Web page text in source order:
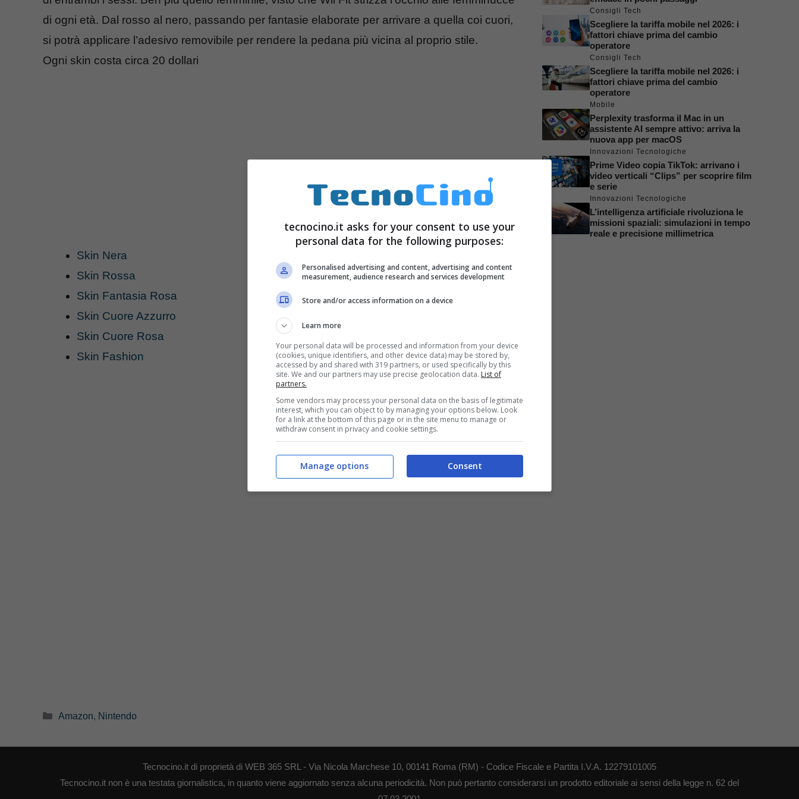
di ogni età. Dal rosso al nero, passando per fantasie elaborate per arrivare a quella coi cuori,
si potrà applicare l’adesivo removibile per rendere la pedana più vicina al proprio stile.
Ogni skin costa circa 20 dollari
Skin Nera
Skin Rossa
Skin Fantasia Rosa
Skin Cuore Azzurro
Skin Cuore Rosa
Skin Fashion
Categorie
Amazon, Nintendo
Consigli Tech
Scegliere la tariffa mobile nel 2026: i
fattori chiave prima del cambio
operatore
Consigli Tech
Scegliere la tariffa mobile nel 2026: i
fattori chiave prima del cambio
operatore
Mobile
Perplexity trasforma il Mac in un
assistente AI sempre attivo: arriva la
nuova app per macOS
Innovazioni Tecnologiche
Prime Video copia TikTok: arrivano i
video verticali “Clips” per scoprire film
e serie
Innovazioni Tecnologiche
L’intelligenza artificiale rivoluziona le
missioni spaziali: simulazioni in tempo
reale e precisione millimetrica
Tecnocino.it di proprietà di WEB 365 SRL - Via Nicola Marchese 10, 00141 Roma (RM) - Codice Fiscale e Partita I.V.A. 12279101005
Tecnocino.it non è una testata giornalistica, in quanto viene aggiornato senza alcuna periodicità. Non può pertanto considerarsi un prodotto editoriale ai sensi della legge n. 62 del
tecnocino.it asks for your consent to use your
personal data for the following purposes:
Personalised advertising and content, advertising and content
measurement, audience research and services development
Store and/or access information on a device
Learn more
Your personal data will be processed and information from your device
(cookies, unique identifiers, and other device data) may be stored by,
accessed by and shared with 319 partners, or used specifically by this
site. We and our partners may use precise geolocation data. List of
partners.
Some vendors may process your personal data on the basis of legitimate
interest, which you can object to by managing your options below. Look
for a link at the bottom of this page or in the site menu to manage or
withdraw consent in privacy and cookie settings.
Consent
Manage options